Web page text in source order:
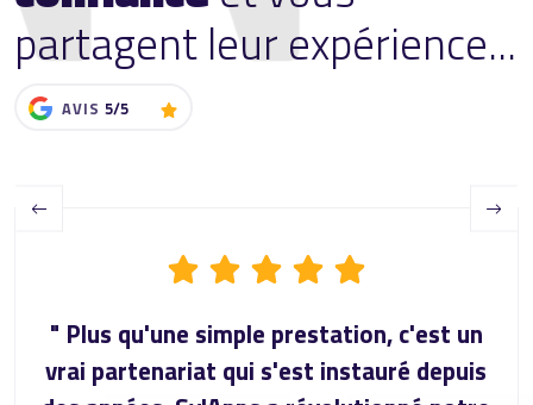
partagent leur expérience...
AVIS 5/5
" Plus qu'une simple prestation, c'est un
vrai partenariat qui s'est instauré depuis